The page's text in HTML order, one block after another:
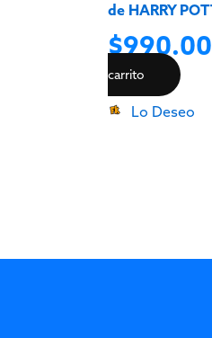
de HARRY
$990.00
carrito
Lo Deseo